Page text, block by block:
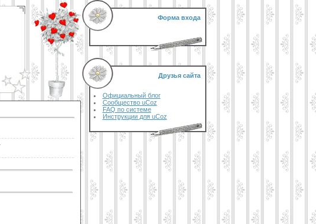
Форма входа
Друзья сайта
Официальный блог
Сообщество uCoz
FAQ по системе
Инструкции для uCoz